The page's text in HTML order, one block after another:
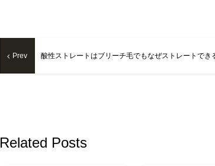
Prev 酸性ストレートはブリーチ毛でもなぜストレートでき
Related Posts